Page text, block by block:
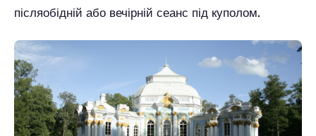
післяобідній або вечірній сеанс під куполом.